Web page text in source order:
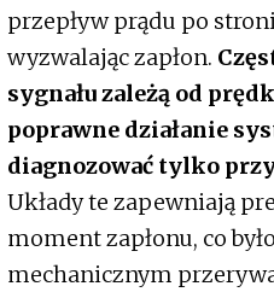
przepływ prądu po
wyzwalając zapłon.
sygnału zależą od
poprawne działanie
diagnozować tylko
Układy te zapewniają
moment zapłonu, co
mechanicznym